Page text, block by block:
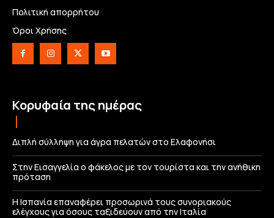
Πολιτική απορρήτου
Όροι Χρήσης
Κορυφαία της ημέρας
Διπλή σύλληψη για άγρα πελατών στο Ελαφονήσι
Στην Εισαγγελία ο φάκελος με τον τουρίστα και την ανήθικη
πρόταση
Η Ισπανία επαναφέρει προσωρινά τους συνοριακούς
ελέγχους για όσους ταξιδεύουν από την Ιταλία